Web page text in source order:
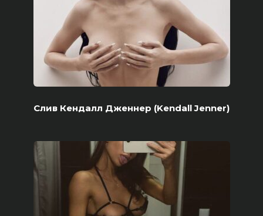
Слив Кендалл Дженнер (Kendall Jenner)